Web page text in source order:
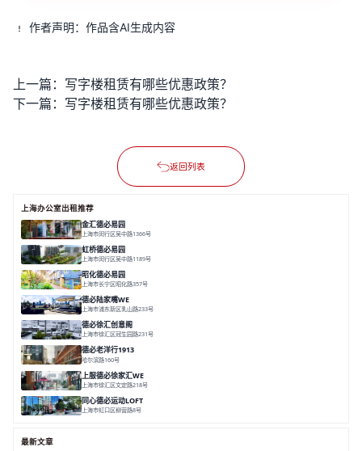
作者声明：作品含AI生成内容
上一篇： 写字楼租赁有哪些优惠政策？
下一篇： 写字楼租赁有哪些优惠政策？
返回列表
上海办公室出租推荐
金汇德必易园
上海市闵行区吴中路1366号
虹桥德必易园
上海市闵行区吴中路1189号
昭化德必易园
上海市长宁区昭化路357号
德必陆家嘴WE
上海市浦东新区乳山路233号
德必徐汇创意阁
上海市徐汇区冠生园路231号
德必老洋行1913
哈尔滨路160号
上服德必徐家汇WE
上海市徐汇区文定路218号
同心德必运动LOFT
上海市虹口区柳营路8号
最新文章